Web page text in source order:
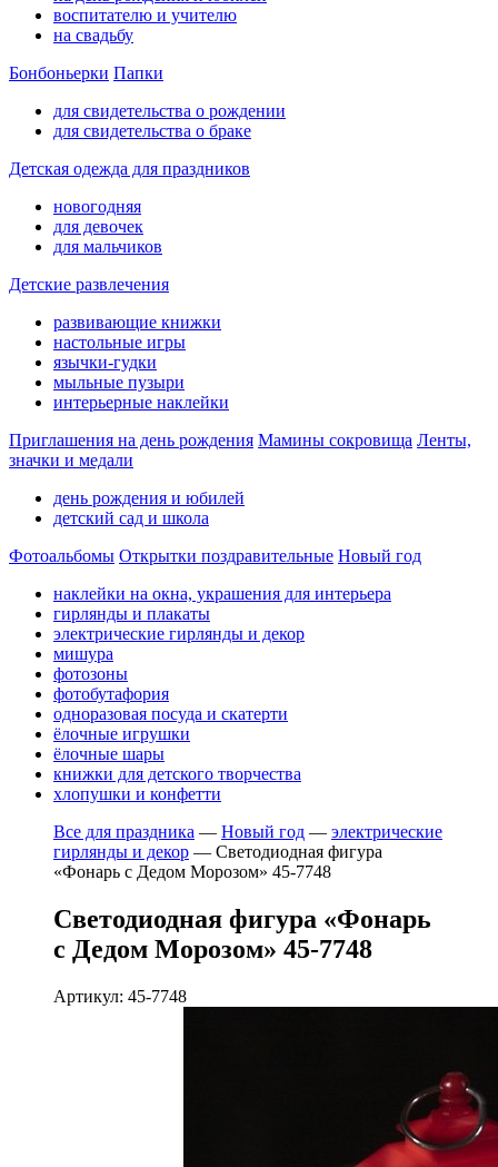
воспитателю и учителю
на свадьбу
Бонбоньерки Папки
для свидетельства о рождении
для свидетельства о браке
Детская одежда для праздников
новогодняя
для девочек
для мальчиков
Детские развлечения
развивающие книжки
настольные игры
язычки-гудки
мыльные пузыри
интерьерные наклейки
Приглашения на день рождения Мамины сокровища Ленты,
значки и медали
день рождения и юбилей
детский сад и школа
Фотоальбомы Открытки поздравительные Новый год
наклейки на окна, украшения для интерьера
гирлянды и плакаты
электрические гирлянды и декор
мишура
фотозоны
фотобутафория
одноразовая посуда и скатерти
ёлочные игрушки
ёлочные шары
книжки для детского творчества
хлопушки и конфетти
Все для праздника — Новый год — электрические
гирлянды и декор — Светодиодная фигура
«Фонарь с Дедом Морозом» 45-7748
Светодиодная фигура «Фонарь
с Дедом Морозом» 45-7748
Артикул: 45-7748